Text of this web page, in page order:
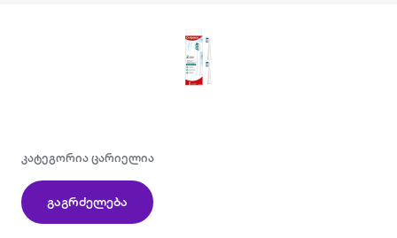
კატეგორია ცარიელია
გაგრძელება